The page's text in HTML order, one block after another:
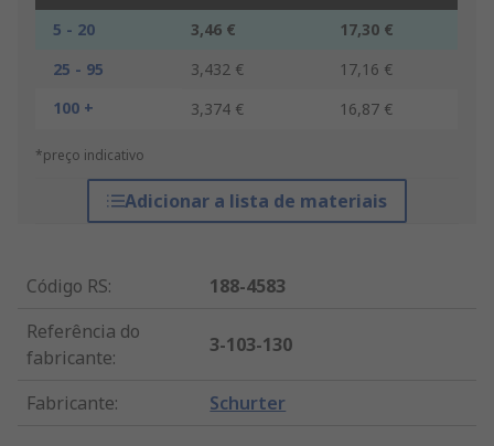
5 - 20 3,46 €
17,30 €
25 - 95
3,432 €
17,16 €
100 +
3,374 € 16,87 €
*preço indicativo
Adicionar a lista de materiais
Código RS:
188-4583
Referência do
fabricante:
3-103-130
Fabricante: Schurter